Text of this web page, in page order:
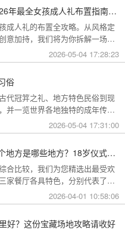
女孩成人礼怎么布置？2026年最全女孩成人礼布置指南：从梦幻公主风到酷飒个性范，打造专属她的成年盛典
成人礼的布置全攻略。从风格定
意加持，我们将为你拆解一场值
该如何打造。2026-05-04 17:28:23
俗
代冠笄之礼、地方特色民俗到现
并一览世界各地独特的成年传
2026-05-04 17:31:00
重庆成人礼最受欢迎的三个地方是哪些地方？18岁仪式感首选这三家
合比较，我们为您精选出最受欢
家餐厅各具特色，分别代表了文
三个不同方向，能够满足不同家
2026-04-01 10:58:06
好？这份宝藏场地攻略请收好